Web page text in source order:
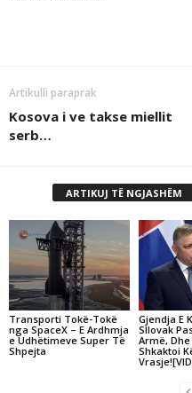
Artikulli paraprak
Kosova i ve takse miellit
serb…
ARTIKUJ TË NGJASHËM
Transporti Tokë-Tokë
nga SpaceX – E Ardhmja
e Udhëtimeve Super Të
Shpejta
Gjendja E
Sllovak
Armë, Dhe
Shkaktoi